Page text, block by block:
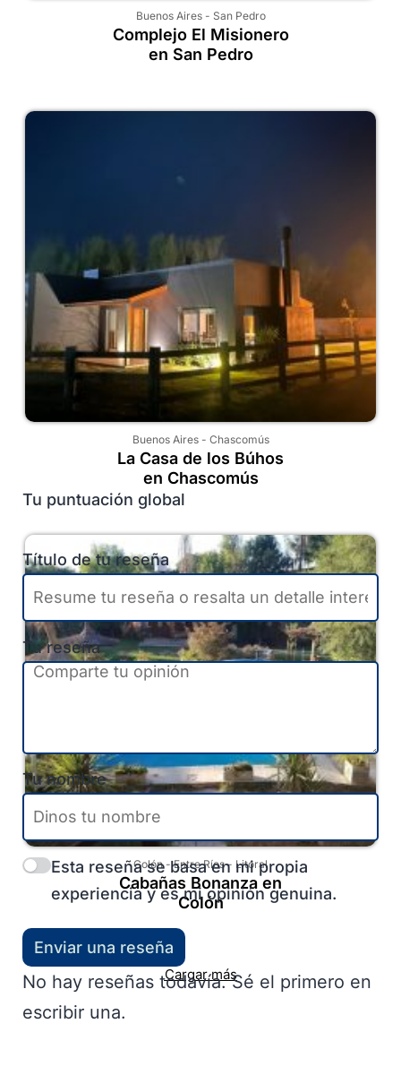
Buenos Aires- San Pedro
Complejo El Misionero
en San Pedro
Buenos Aires- Chascomús
La Casa de los Búhos
en Chascomús
Colón-Entre Ríos- Litoral
Cabañas Bonanza en
Colón
Cargar más
Tu puntuación global
Título de tu reseña
Tu reseña
Tu nombre
Esta reseña se basa en mi propia
experiencia y es mi opinión genuina.
Enviar una reseña
No hay reseñas todavía. Sé el primero en
escribir una.